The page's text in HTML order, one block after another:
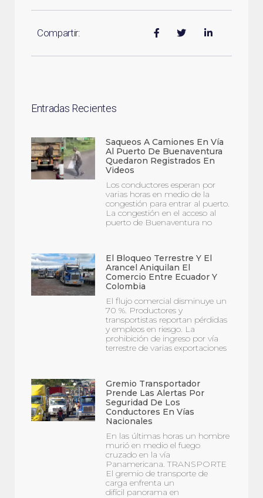
Compartir:
Entradas Recientes
Saqueos A Camiones En Vía
Al Puerto De Buenaventura
Quedaron Registrados En
Videos
Los conductores esperan por
varias horas en medio de la
congestión para entrar al puerto.
La congestión en el acceso al
puerto de Buenaventura no
El Bloqueo Terrestre Y El
Arancel Aniquilan El
Comercio Entre Ecuador Y
Colombia
El flujo comercial disminuye un
70 %. Productores y
transportistas reportan pérdidas
y empleos en riesgo. La
prohibición de ingreso por vía
terrestre de varias exportaciones
Gremio Transportador
Prende Las Alertas Por
Seguridad De Los
Conductores En Vías
Nacionales
En las últimas horas un hombre
murió en medio el fuego
cruzado en la vía
Panamericana. TRANSPORTE
El gremio de transporte de
carga enfrenta un
difícil panorama en